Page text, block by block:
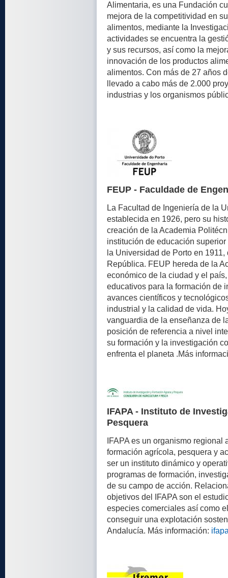
Alimentaria, es una Fundación
mejora de la competitividad en
alimentos, mediante la
actividades se encuentra la
y sus recursos, así como la
innovación de los productos
alimentos. Con más de 27 años
llevado a cabo más de 2.000
industrias y los organismos
FEUP - Faculdade de
La Facultad de Ingeniería de la
establecida en 1926, pero su
creación de la Academia
institución de educación
la Universidad de Porto en
República. FEUP hereda de la
económico de la ciudad y el
educativos para la formación de
avances científicos y
industrial y la calidad de vida.
vanguardia de la enseñanza de
posición de referencia a nivel
su formación y la investigación
enfrenta el planeta .Más
IFAPA - Instituto de
Pesquera
IFAPA es un organismo
formación agrícola, pesquera y
ser un instituto dinámico y
programas de formación,
de su campo de acción.
objetivos del IFAPA son el
especies comerciales así como
conseguir una explotación
Andalucía. Más información: